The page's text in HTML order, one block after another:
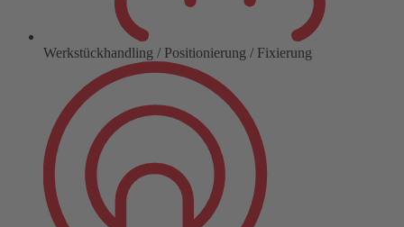
Werkstückhandling / Positionierung / Fixierung